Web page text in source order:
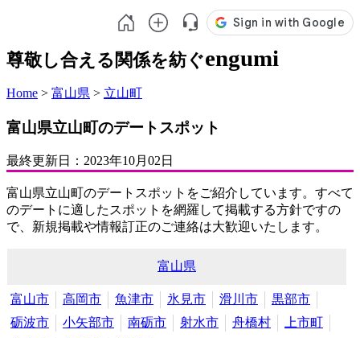
尊敬し合える関係を紡ぐengumi
Home > 富山県 > 立山町
富山県立山町のデートスポット
最終更新日： 2023年10月02日
富山県立山町のデートスポットをご紹介しています。すべて
のデートに適したスポットを網羅して掲載する方針ですの
で、新規掲載や情報訂正のご連絡は大歓迎いたします。
富山県
富山市 高岡市 魚津市 氷見市 滑川市
黒部市
砺波市
小矢部市 南砺市 射水市 舟橋村
上市町